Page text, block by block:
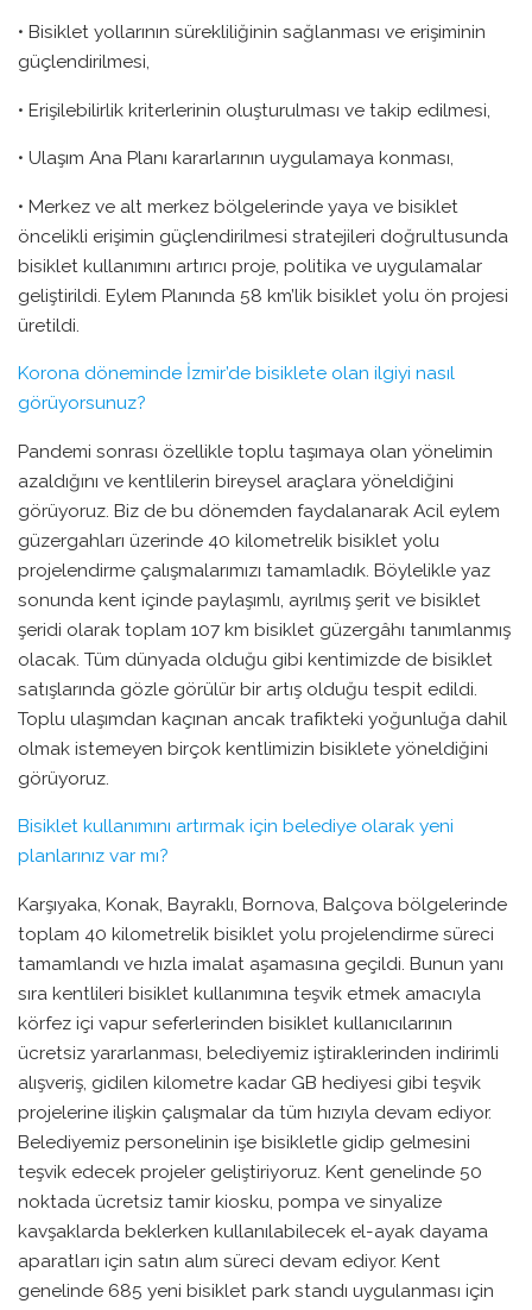
• Bisiklet yollarının sürekliliğinin sağlanması ve erişiminin
güçlendirilmesi,
• Erişilebilirlik kriterlerinin oluşturulması ve takip edilmesi,
• Ulaşım Ana Planı kararlarının uygulamaya konması,
• Merkez ve alt merkez bölgelerinde yaya ve bisiklet
öncelikli erişimin güçlendirilmesi stratejileri doğrultusunda
bisiklet kullanımını artırıcı proje, politika ve uygulamalar
geliştirildi. Eylem Planında 58 km’lik bisiklet yolu ön projesi
üretildi.
Korona döneminde İzmir’de bisiklete olan ilgiyi nasıl
görüyorsunuz?
Pandemi sonrası özellikle toplu taşımaya olan yönelimin
azaldığını ve kentlilerin bireysel araçlara yöneldiğini
görüyoruz. Biz de bu dönemden faydalanarak Acil eylem
güzergahları üzerinde 40 kilometrelik bisiklet yolu
projelendirme çalışmalarımızı tamamladık. Böylelikle yaz
sonunda kent içinde paylaşımlı, ayrılmış şerit ve bisiklet
şeridi olarak toplam 107 km bisiklet güzergâhı tanımlanmış
olacak. Tüm dünyada olduğu gibi kentimizde de bisiklet
satışlarında gözle görülür bir artış olduğu tespit edildi.
Toplu ulaşımdan kaçınan ancak trafikteki yoğunluğa dahil
olmak istemeyen birçok kentlimizin bisiklete yöneldiğini
görüyoruz.
Bisiklet kullanımını artırmak için belediye olarak yeni
planlarınız var mı?
Karşıyaka, Konak, Bayraklı, Bornova, Balçova bölgelerinde
toplam 40 kilometrelik bisiklet yolu projelendirme süreci
tamamlandı ve hızla imalat aşamasına geçildi. Bunun yanı
sıra kentlileri bisiklet kullanımına teşvik etmek amacıyla
körfez içi vapur seferlerinden bisiklet kullanıcılarının
ücretsiz yararlanması, belediyemiz iştiraklerinden indirimli
alışveriş, gidilen kilometre kadar GB hediyesi gibi teşvik
projelerine ilişkin çalışmalar da tüm hızıyla devam ediyor.
Belediyemiz personelinin işe bisikletle gidip gelmesini
teşvik edecek projeler geliştiriyoruz. Kent genelinde 50
noktada ücretsiz tamir kiosku, pompa ve sinyalize
kavşaklarda beklerken kullanılabilecek el-ayak dayama
aparatları için satın alım süreci devam ediyor. Kent
genelinde 685 yeni bisiklet park standı uygulanması için